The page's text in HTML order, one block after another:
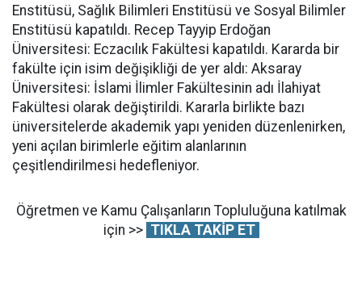
Enstitüsü, Sağlık Bilimleri Enstitüsü ve Sosyal Bilimler
Enstitüsü kapatıldı. Recep Tayyip Erdoğan
Üniversitesi: Eczacılık Fakültesi kapatıldı. Kararda bir
fakülte için isim değişikliği de yer aldı: Aksaray
Üniversitesi: İslami İlimler Fakültesinin adı İlahiyat
Fakültesi olarak değiştirildi. Kararla birlikte bazı
üniversitelerde akademik yapı yeniden düzenlenirken,
yeni açılan birimlerle eğitim alanlarının
çeşitlendirilmesi hedefleniyor.
Öğretmen ve Kamu Çalışanların Topluluğuna katılmak
için >> TIKLA TAKİP ET